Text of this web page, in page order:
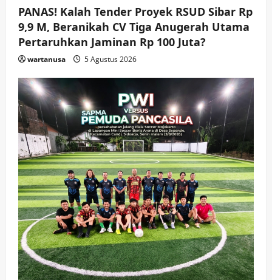
wartanusa 4 Agustus 2026
4
Keagamaan Pemerintahan
Pemkab Sidoarjo & Muhammadiyah
Sinergi Permudah Perizinan, Wakaf,
hingga Hibah
wartanusa 4 Agustus 2026
5
Keagamaan Pemerintahan
Hadir di Pengajian Qurrota A’yun,
Wabup Sidoarjo Minta Doa Jamaah
Agar Tetap Amanah Memimpin
wartanusa 4 Agustus 2026
PANAS! Kalah Tender Proyek RSUD Sibar Rp
9,9 M, Beranikah CV Tiga Anugerah Utama
Pertaruhkan Jaminan Rp 100 Juta?
wartanusa 5 Agustus 2026